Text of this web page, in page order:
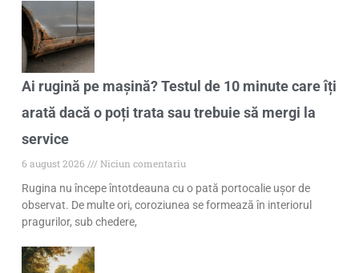
Ai rugină pe mașină? Testul de 10 minute care îți
arată dacă o poți trata sau trebuie să mergi la
service
6 august 2026
Niciun comentariu
Rugina nu începe întotdeauna cu o pată portocalie ușor de
observat. De multe ori, coroziunea se formează în interiorul
pragurilor, sub chedere,